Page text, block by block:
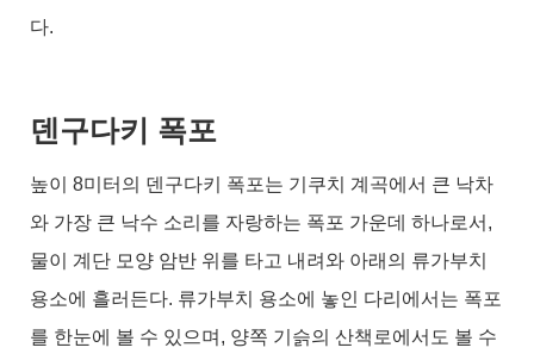
다.
덴구다키 폭포
높이 8미터의 덴구다키 폭포는 기쿠치 계곡에서 큰 낙차
와 가장 큰 낙수 소리를 자랑하는 폭포 가운데 하나로서,
물이 계단 모양 암반 위를 타고 내려와 아래의 류가부치
용소에 흘러든다. 류가부치 용소에 놓인 다리에서는 폭포
를 한눈에 볼 수 있으며, 양쪽 기슭의 산책로에서도 볼 수